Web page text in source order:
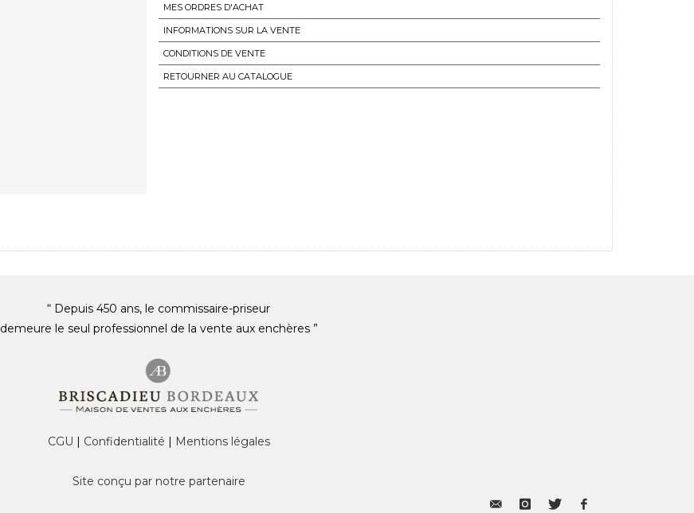
MES ORDRES D'ACHAT
INFORMATIONS SUR LA VENTE
CONDITIONS DE VENTE
RETOURNER AU CATALOGUE
“ Depuis 450 ans, le commissaire-priseur
demeure le seul professionnel de la vente aux enchères ”
CGU | Confidentialité | Mentions légales
Site conçu par notre partenaire